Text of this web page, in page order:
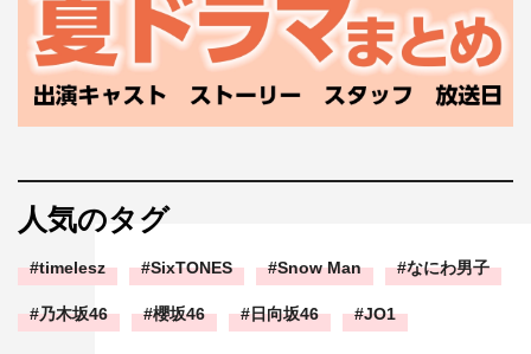
人気のタグ
timelesz SixTONES Snow Man なにわ男子
乃木坂46 櫻坂46 日向坂46 JO1